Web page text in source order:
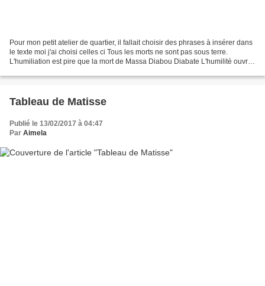
Pour mon petit atelier de quartier, il fallait choisir des phrases à insérer dans
le texte moi j'ai choisi celles ci Tous les morts ne sont pas sous terre.
L'humiliation est pire que la mort de Massa Diabou Diabate L'humilité ouvre
Tableau de Matisse
Publié le 13/02/2017 à 04:47
Par Aimela